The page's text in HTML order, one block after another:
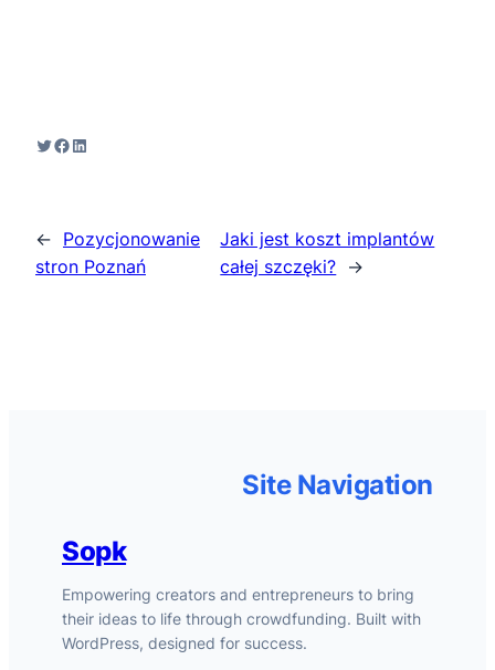
Twitter
Facebook
LinkedIn
← Pozycjonowanie
stron Poznań
Jaki jest koszt implantów
całej szczęki? →
Sopk
Empowering creators and entrepreneurs to bring
their ideas to life through crowdfunding. Built with
WordPress, designed for success.
Site Navigation